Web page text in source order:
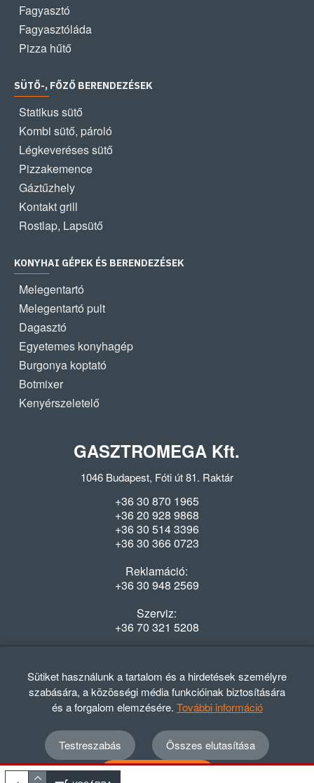
Fagyasztó
Fagyasztóláda
Pizza hűtő
SÜTŐ-, FŐZŐ BERENDEZÉSEK
Statikus sütő
Kombi sütő, pároló
Légkeveréses sütő
Pizzakemence
Gáztűzhely
Kontakt grill
Rostlap, Lapsütő
KONYHAI GÉPEK ÉS BERENDEZÉSEK
Melegentartó
Melegentartó pult
Dagasztó
Egyetemes konyhagép
Burgonya koptató
Botmixer
Kenyérszeletelő
GASZTROMEGA Kft.
1046 Budapest, Fóti út 81. Raktár
+36 30 870 1965
+36 20 928 9868
+36 30 514 3396
+36 30 366 0723
Reklamáció:
+36 30 948 2569
Szerviz:
+36 70 321 5208
Hétfő-Péntek: 08:00-16:30
© 2012 - 2024 GASZTRΩMEGA Kft.
Adatvédelmi szabályzat
ÁSZF
Elállási nyilatkozat
Sütiket használunk a tartalom és a hirdetések személyre
szabására, a közösségi média funkcióinak biztosítására
és a forgalom elemzésére. További információ
Testreszabás
Összes elutasítása
Összes elfogadása